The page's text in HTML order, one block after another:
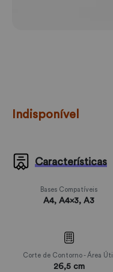
Indisponível
Características
Bases Compatíveis
A4, A4x3, A3
Corte de Contorno - Área Útil
26,5 cm